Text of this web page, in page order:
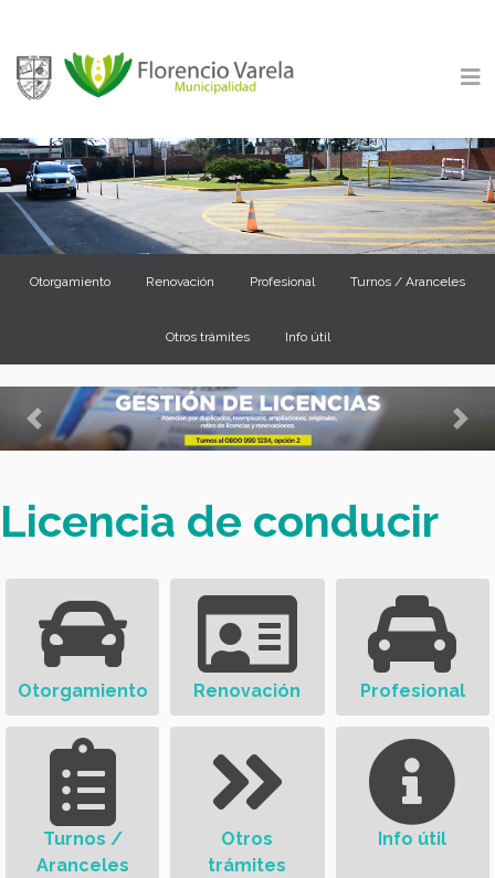
Otorgamiento Renovación Profesional Turnos / Aranceles
Otros trámites Info útil
Previous
Licencia de conducir
Otorgamiento Renovación Profesional
Turnos /
Aranceles
Otros
trámites
Info útil